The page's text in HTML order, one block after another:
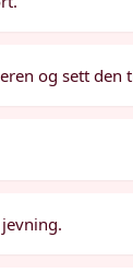
og sett den